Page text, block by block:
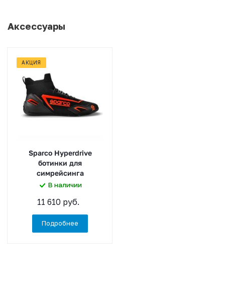
Аксессуары
АКЦИЯ
Sparco Hyperdrive
ботинки для
симрейсинга
В наличии
11 610 руб.
Подробнее